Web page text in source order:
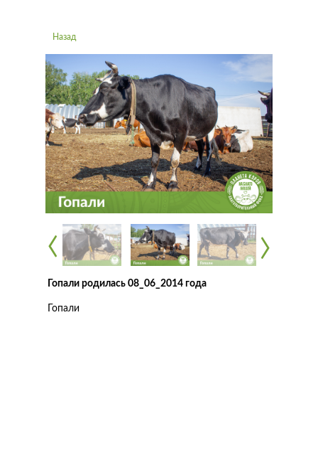
Гопали
Назад
Гопали родилась 08_06_2014 года
‹
‹
‹
‹